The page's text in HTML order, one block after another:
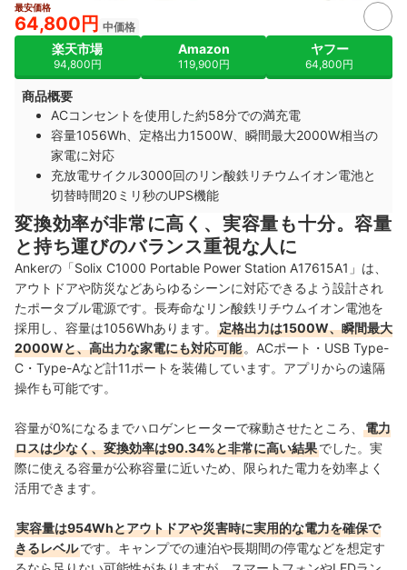
最安価格
64,800円 中価格
楽天市場
94,800円
Amazon
119,900円
ヤフー
64,800円
商品概要
ACコンセントを使用した約58分での満充電
容量1056Wh、定格出力1500W、瞬間最大2000W相当の
家電に対応
充放電サイクル3000回のリン酸鉄リチウムイオン電池と
切替時間20ミリ秒のUPS機能
変換効率が非常に高く、実容量も十分。容量
と持ち運びのバランス重視な人に
Ankerの「Solix C1000 Portable Power Station A17615A1」は、
アウトドアや防災などあらゆるシーンに対応できるよう設計され
たポータブル電源です。長寿命なリン酸鉄リチウムイオン電池を
採用し、容量は1056Whあります。
定格出力は1500W、瞬間最大
2000Wと、高出力な家電にも対応可能 。ACポート・USB Type-
C・Type-Aなど計11ポートを装備しています。アプリからの遠隔
操作も可能です。
容量が0%になるまでハロゲンヒーターで稼動させたところ、
電力
ロスは少なく、変換効率は90.34%と非常に高い結果でした。実
際に使える容量が公称容量に近いため、限られた電力を効率よく
活用できます。
実容量は954Whとアウトドアや災害時に実用的な電力を確保で
きるレベルです。キャンプでの連泊や長期間の停電などを想定す